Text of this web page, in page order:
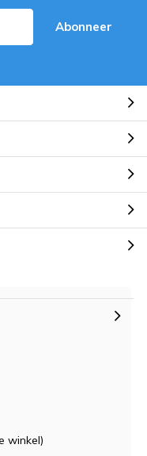
Abonneer
winkel)